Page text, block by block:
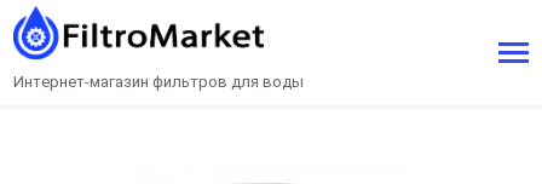
Интернет-магазин фильтров для воды